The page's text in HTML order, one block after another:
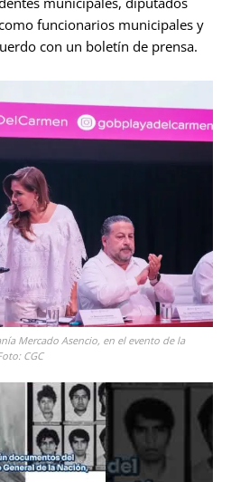
funcionarios municipales y
con un boletín de prensa.
Mercado Asencio, en el evento de la
CGC